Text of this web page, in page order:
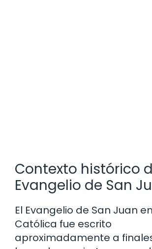
Contexto histórico
Evangelio de San
El Evangelio de San Juan
Católica fue escrito
aproximadamente a